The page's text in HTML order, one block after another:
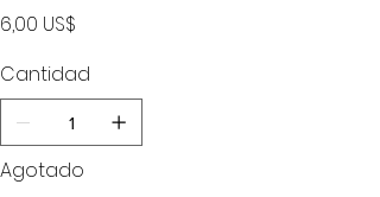
Precio
6,00 US$
Cantidad
Agotado